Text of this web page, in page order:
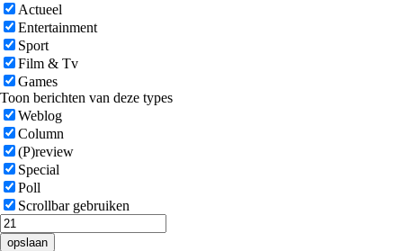
Actueel
Entertainment
Sport
Film & Tv
Games
Toon berichten van deze types
Weblog
Column
(P)review
Special
Poll
Scrollbar gebruiken
opslaan